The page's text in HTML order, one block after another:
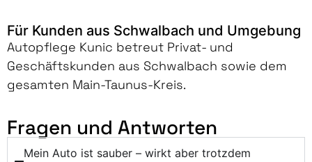
Für Kunden aus Schwalbach und Umgebung
Autopflege Kunic betreut Privat- und
Geschäftskunden aus Schwalbach sowie dem
gesamten Main-Taunus-Kreis.
Fragen und Antworten
Mein Auto ist sauber – wirkt aber trotzdem